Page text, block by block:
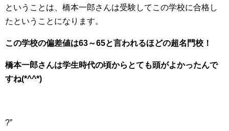
ということは、橋本一郎さんは受験してこの学校に合格し
たということになります。
この学校の偏差値は63～65と言われるほどの超名門校！
橋本一郎さんは学生時代の頃からとても頭がよかったんで
すね(*^^*)
?”